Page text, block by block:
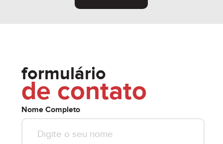
formulário
de contato
Nome Completo